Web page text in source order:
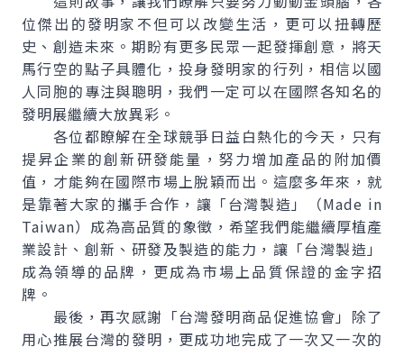
位傑出的發明家不但可以改變生活，更可以扭轉歷
史、創造未來。期盼有更多民眾一起發揮創意，將天
馬行空的點子具體化，投身發明家的行列，相信以國
人同胞的專注與聰明，我們一定可以在國際各知名的
發明展繼續大放異彩。
各位都瞭解在全球競爭日益白熱化的今天，只有
提昇企業的創新研發能量，努力增加產品的附加價
值，才能夠在國際市場上脫穎而出。這麼多年來，就
是靠著大家的攜手合作，讓「台灣製造」（Made in
Taiwan）成為高品質的象徵，希望我們能繼續厚植產
業設計、創新、研發及製造的能力，讓「台灣製造」
成為領導的品牌，更成為市場上品質保證的金字招
牌。
最後，再次感謝「台灣發明商品促進協會」除了
用心推展台灣的發明，更成功地完成了一次又一次的